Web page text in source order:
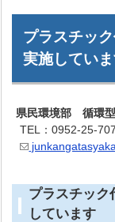
プラスチッ
実施してい
県民環境部 循環
TEL：0952-25-
プラスチック
しています